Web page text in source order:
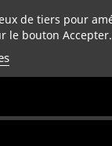
de tiers pour
le bouton Accepter.